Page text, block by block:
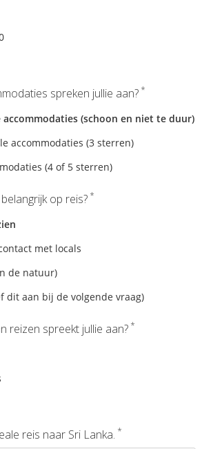
spreken jullie aan? *
accommodaties (schoon en niet te duur)
accommodaties (3 sterren)
(4 of 5 sterren)
op reis? *
met locals
de natuur)
dit aan bij de volgende vraag)
reizen spreekt jullie aan? *
reis naar Sri Lanka. *